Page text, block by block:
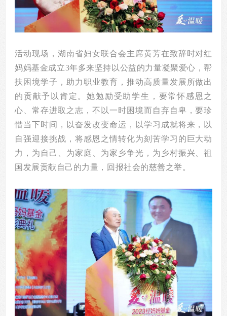
活动现场，湖南省妇女联合会主席黄芳在致辞时对红
妈妈基金成立3年多来坚持以公益的力量凝聚爱心，帮
扶困境学子，助力职业教育，推动高质量发展所做出
的贡献予以肯定。她勉励受助学生，要常怀感恩之
心、常存进取之志，不以一时困境而自弃自卑，要珍
惜当下时间，以奋发改变命运，以学习成就将来，以
自强迎接挑战，将感恩之情转化为刻苦学习的巨大动
力，为自己、为家庭、为家乡争光，为乡村振兴、祖
国发展贡献自己的力量，回报社会的慈善之举。